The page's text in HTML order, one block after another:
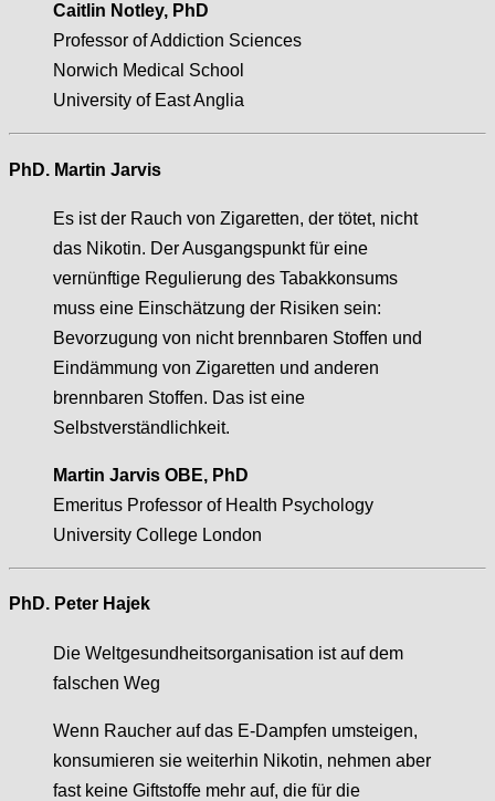
Caitlin Notley, PhD
Professor of Addiction Sciences
Norwich Medical School
University of East Anglia
PhD. Martin Jarvis
Es ist der Rauch von Zigaretten, der tötet, nicht
das Nikotin. Der Ausgangspunkt für eine
vernünftige Regulierung des Tabakkonsums
muss eine Einschätzung der Risiken sein:
Bevorzugung von nicht brennbaren Stoffen und
Eindämmung von Zigaretten und anderen
brennbaren Stoffen. Das ist eine
Selbstverständlichkeit.
Martin Jarvis OBE, PhD
Emeritus Professor of Health Psychology
University College London
PhD. Peter Hajek
Die Weltgesundheitsorganisation ist auf dem
falschen Weg
Wenn Raucher auf das E-Dampfen umsteigen,
konsumieren sie weiterhin Nikotin, nehmen aber
fast keine Giftstoffe mehr auf, die für die